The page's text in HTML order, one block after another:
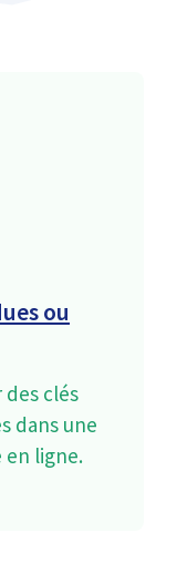
ou
clés
dans une
en ligne.